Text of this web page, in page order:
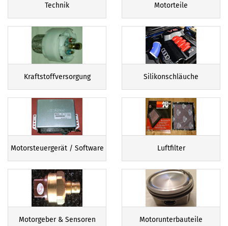
Technik Motorteile
Kraftstoffversorgung Silikonschläuche
Motorsteuergerät / Software Luftfilter
Motorgeber & Sensoren Motorunterbauteile